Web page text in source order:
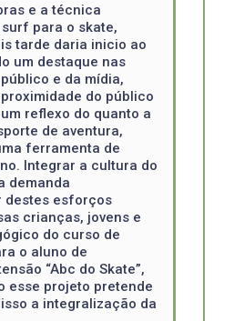
e a técnica
para o skate,
tarde daria inicio ao
um destaque nas
e da mídia,
do público
reflexo do quanto a
de aventura,
ferramenta de
Integrar a cultura do
demanda
destes esforços
crianças, jovens e
do curso de
o aluno de
“Abc do Skate”,
esse projeto pretende
a integralização da